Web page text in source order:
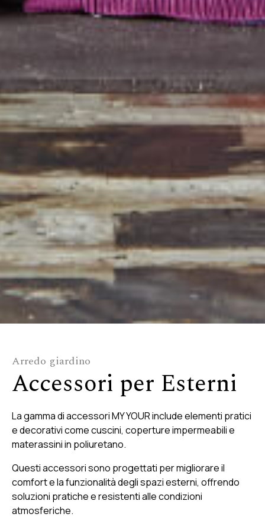
Arredo giardino
Accessori per Esterni
La gamma di accessori MY YOUR include elementi pratici
e decorativi come cuscini, coperture impermeabili e
materassini in poliuretano.
Questi accessori sono progettati per migliorare il
comfort e la funzionalità degli spazi esterni, offrendo
soluzioni pratiche e resistenti alle condizioni
atmosferiche.